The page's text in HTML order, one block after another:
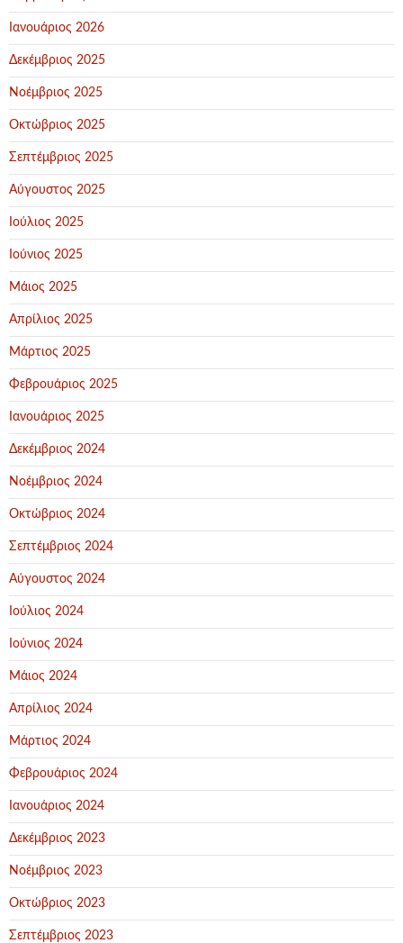
Ιανουάριος 2026
Δεκέμβριος 2025
Νοέμβριος 2025
Οκτώβριος 2025
Σεπτέμβριος 2025
Αύγουστος 2025
Ιούλιος 2025
Ιούνιος 2025
Μάιος 2025
Απρίλιος 2025
Μάρτιος 2025
Φεβρουάριος 2025
Ιανουάριος 2025
Δεκέμβριος 2024
Νοέμβριος 2024
Οκτώβριος 2024
Σεπτέμβριος 2024
Αύγουστος 2024
Ιούλιος 2024
Ιούνιος 2024
Μάιος 2024
Απρίλιος 2024
Μάρτιος 2024
Φεβρουάριος 2024
Ιανουάριος 2024
Δεκέμβριος 2023
Νοέμβριος 2023
Οκτώβριος 2023
Σεπτέμβριος 2023